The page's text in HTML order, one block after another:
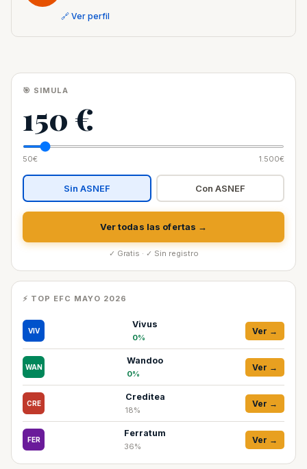
🔗 Ver perfil
🎯 SIMULA
150 €
50€ 1.500€
Sin ASNEF Con ASNEF
Ver todas las ofertas →
✓ Gratis · ✓ Sin registro
⚡ TOP EFC MAYO 2026
VIV
Vivus
0%
Ver →
WAN
Wandoo
0%
Ver →
CRE
Creditea
18%
Ver →
FER
Ferratum
36%
Ver →